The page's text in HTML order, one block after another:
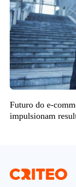
Futuro do e-
impulsionam